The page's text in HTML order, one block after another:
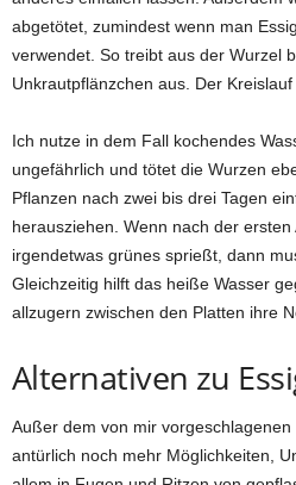
abgetötet, zumindest wenn man
verwendet. So treibt aus der Wurzel
Unkrautpflänzchen aus. Der Kreislauf
Ich nutze in dem Fall kochendes
ungefährlich und tötet die Wurzen
Pflanzen nach zwei bis drei Tagen
herausziehen. Wenn nach der ersten
irgendetwas grünes sprießt, dann
Gleichzeitig hilft das heiße Wasser
allzugern zwischen den Platten ihre
Alternativen zu
Außer dem von mir
antürlich noch mehr Möglichkeiten,